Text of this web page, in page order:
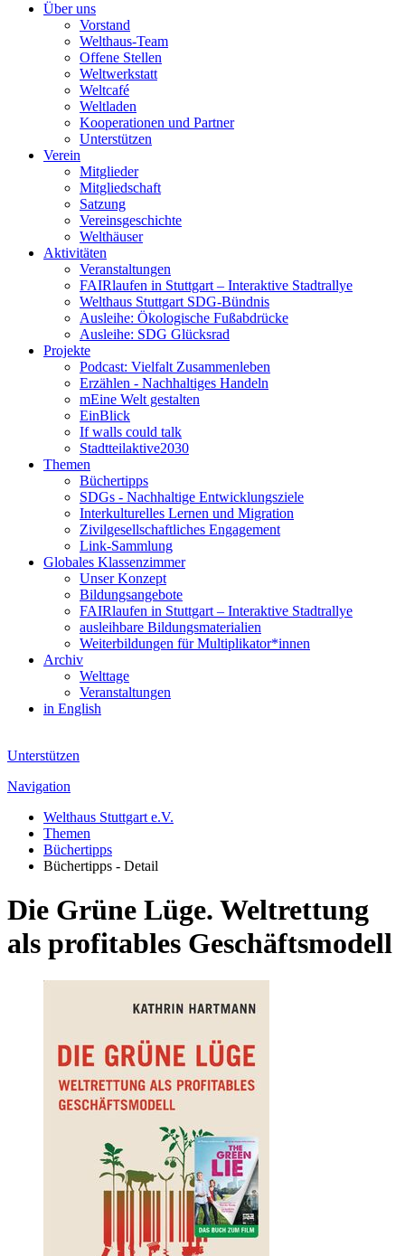
Über uns
Vorstand
Welthaus-Team
Offene Stellen
Weltwerkstatt
Weltcafé
Weltladen
Kooperationen und Partner
Unterstützen
Verein
Mitglieder
Mitgliedschaft
Satzung
Vereinsgeschichte
Welthäuser
Aktivitäten
Veranstaltungen
FAIRlaufen in Stuttgart – Interaktive Stadtrallye
Welthaus Stuttgart SDG-Bündnis
Ausleihe: Ökologische Fußabdrücke
Ausleihe: SDG Glücksrad
Projekte
Podcast: Vielfalt Zusammenleben
Erzählen - Nachhaltiges Handeln
mEine Welt gestalten
EinBlick
If walls could talk
Stadtteilaktive2030
Themen
Büchertipps
SDGs - Nachhaltige Entwicklungsziele
Interkulturelles Lernen und Migration
Zivilgesellschaftliches Engagement
Link-Sammlung
Globales Klassenzimmer
Unser Konzept
Bildungsangebote
FAIRlaufen in Stuttgart – Interaktive Stadtrallye
ausleihbare Bildungsmaterialien
Weiterbildungen für Multiplikator*innen
Archiv
Welttage
Veranstaltungen
in English
Unterstützen
Navigation
Welthaus Stuttgart e.V.
Themen
Büchertipps
Büchertipps - Detail
Die Grüne Lüge. Weltrettung
als profitables Geschäftsmodell